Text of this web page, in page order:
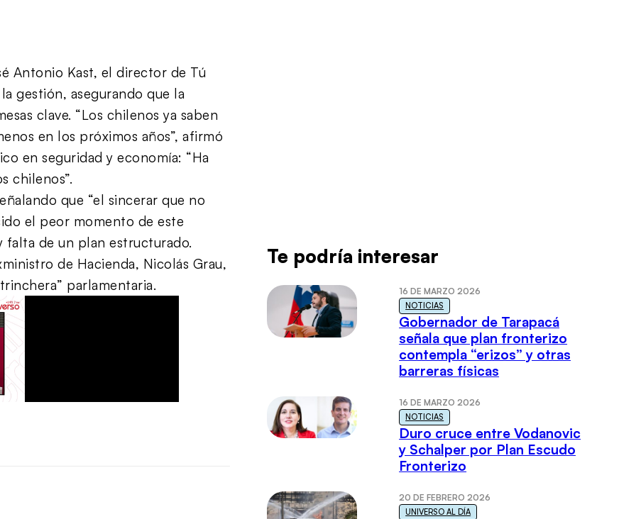
Antonio Kast, el director de Tú
gestión, asegurando que la
clave. “Los chilenos ya saben
en los próximos años”, afirmó
en seguridad y economía: “Ha
chilenos”.
que “el sincerar que no
el peor momento de este
falta de un plan estructurado.
de Hacienda, Nicolás Grau,
parlamentaria.
Te podría interesar
16 DE MARZO 2026
NOTICIAS
Gobernador de Tarapacá
señala que plan fronterizo
contempla “erizos” y otras
barreras físicas
16 DE MARZO 2026
NOTICIAS
Duro cruce entre Vodanovic
y Schalper por Plan Escudo
Fronterizo
20 DE FEBRERO 2026
UNIVERSO AL DÍA